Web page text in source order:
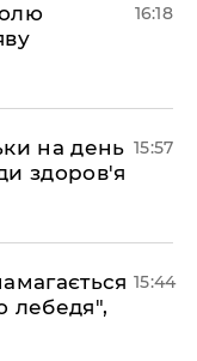
16:18
на день
здоров'я
15:57
лебедя",
15:44